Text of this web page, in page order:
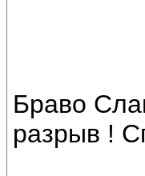
Браво
разрыв !